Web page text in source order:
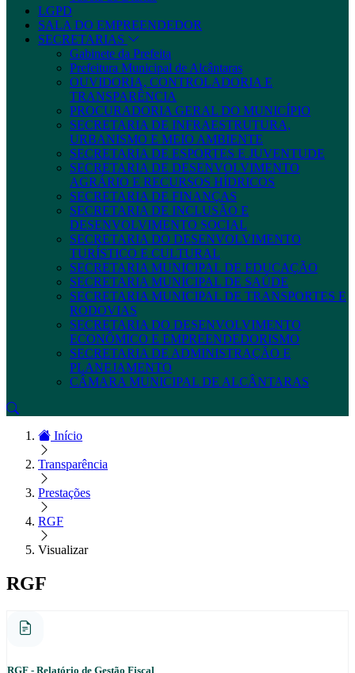
LGPD
SALA DO EMPREENDEDOR
SECRETARIAS
Gabinete da Prefeita
Prefeitura Municipal de Alcântaras
OUVIDORIA, CONTROLADORIA E
TRANSPARÊNCIA
PROCURADORIA GERAL DO MUNICÍPIO
SECRETARIA DE INFRAESTRUTURA,
URBANISMO E MEIO AMBIENTE
SECRETARIA DE ESPORTES E JUVENTUDE
SECRETARIA DE DESENVOLVIMENTO
AGRÁRIO E RECURSOS HÍDRICOS
SECRETARIA DE FINANÇAS
SECRETARIA DE INCLUSÃO E
DESENVOLVIMENTO SOCIAL
SECRETARIA DO DESENVOLVIMENTO
TURÍSTICO E CULTURAL
SECRETARIA MUNICIPAL DE EDUCAÇÃO
SECRETARIA MUNICIPAL DE SAÚDE
SECRETARIA MUNICIPAL DE TRANSPORTES E
RODOVIAS
SECRETARIA DO DESENVOLVIMENTO
ECONÔMICO E EMPREENDEDORISMO
SECRETARIA DE ADMINISTRAÇÃO E
PLANEJAMENTO
CÂMARA MUNICIPAL DE ALCÂNTARAS
Início
Transparência
Prestações
RGF
Visualizar
RGF
RGF - Relatório de Gestão Fiscal